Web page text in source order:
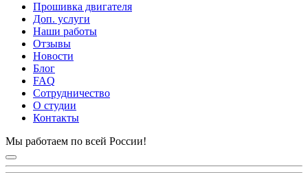
Прошивка двигателя
Доп. услуги
Наши работы
Отзывы
Новости
Блог
FAQ
Сотрудничество
О студии
Контакты
Мы работаем по всей России!